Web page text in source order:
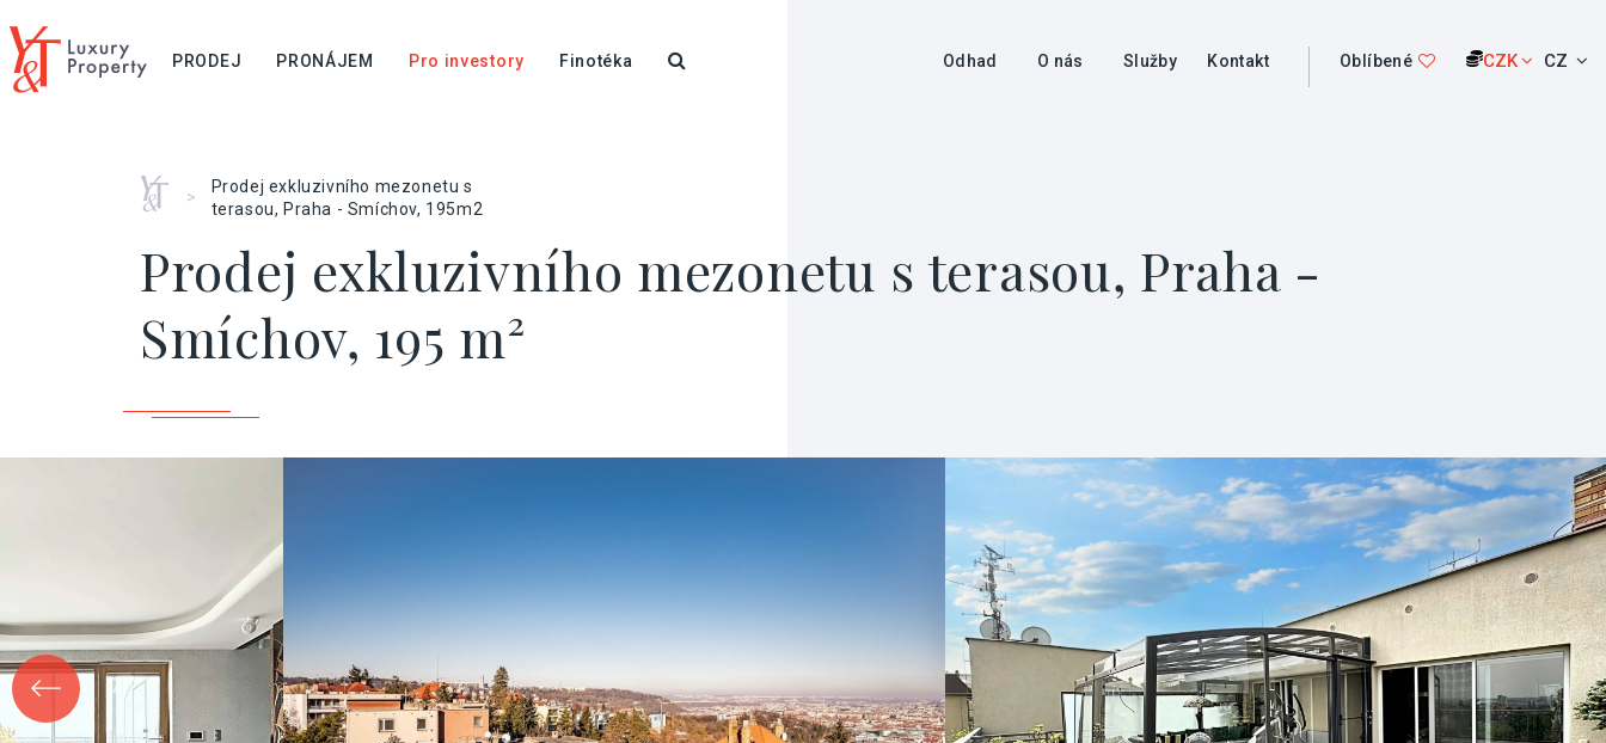
PRODEJ PRONÁJEM Pro investory Finotéka Odhad O nás Služby Kontakt Oblíbené CZK CZ
Home
>
Prodej exkluzivního mezonetu s
terasou, Praha - Smíchov, 195m2
Prodej exkluzivního mezonetu s terasou, Praha -
Smíchov, 195 m²